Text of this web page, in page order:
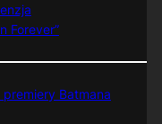
Forever”
Batmana